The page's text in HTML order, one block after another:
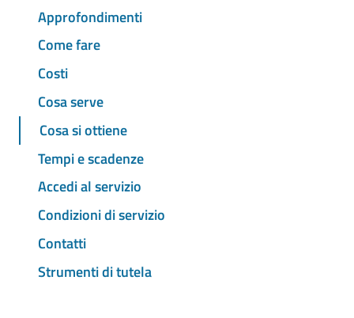
Approfondimenti
Come fare
Costi
Cosa serve
Cosa si ottiene
Tempi e scadenze
Accedi al servizio
Condizioni di servizio
Contatti
Strumenti di tutela